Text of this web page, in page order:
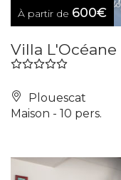
À partir de 600€
Villa
Plouescat
Maison - 10 pers.